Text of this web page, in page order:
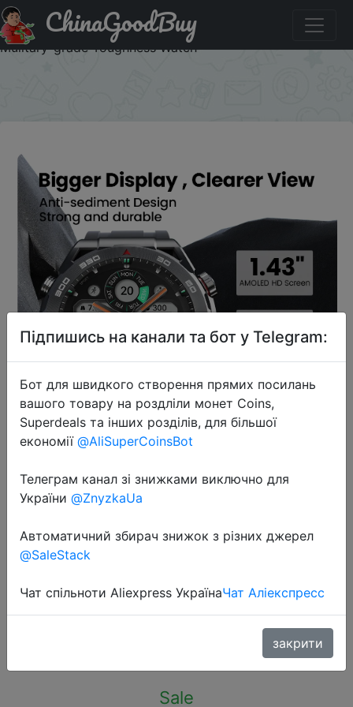
Придбати HAYLOU Watch R8 Smartwatch 1.43'' AMOLED
HD Display Smart Watch Bluetooth Call & Voice Assistant
Mulitary-grade Toughness Watch
ChinaGoodBuy
HAYLOU Watch R8 Smartwatch
1.43'' AMOLED HD Display Smart
Watch Bluetooth Call & Voice
Assistant Mulitary-grade
Sale
Підпишись на канали та бот у Telegram:
Бот для швидкого створення прямих посилань
вашого товару на роздліли монет Coins,
Superdeals та інших розділів, для більшої
економії @AliSuperCoinsBot
Телеграм канал зі знижками виключно для
України @ZnyzkaUa
Автоматичний збирач знижок з різних джерел
@SaleStack
Чат спільноти Aliexpress УкраїнаЧат Аліекспресс
закрити